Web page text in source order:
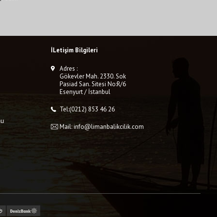
İLetişim Bilgileri
Adres :
Gökevler Mah. 2330. Sok
Pasiad San. Sitesi No:R/6
Esenyurt / İstanbul
Tel:(0212) 853 46 26
Mail: info@limanbalikcilik.com